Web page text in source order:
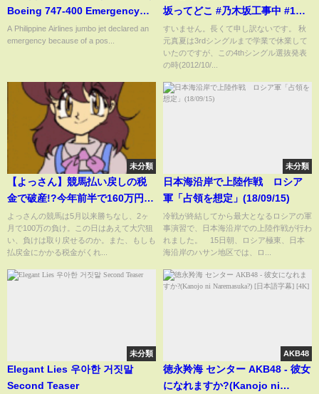
Boeing 747-400 Emergency
landing at LAX
A Philippine Airlines jumbo jet declared an
emergency because of a pos...
坂ってどこ #乃木坂工事中 #1期
生 #名言 #名場面 #アイドル
#shorts
すいません。長くて申し訳ないです。 秋
元真夏は3rdシングルまで学業で休業して
いたのですが、この4thシングル選抜発表
の時(2012/10/...
未分類
【よっさん】競馬払い戻しの税
金で破産!?今年前半で160万円の
負け!「なぜハズレ馬券は経費に
できない? 裁判する」
よっさんの競馬は5月以来勝ちなし、2ヶ
月で100万の負け。この日はあえて大穴狙
い、負けは取り戻せるのか。また、もしも
払戻金にかかる税金がくれ...
未分類
日本海沿岸で上陸作戦 ロシア
軍「占領を想定」(18/09/15)
冷戦が終結してから最大となるロシアの軍
事演習で、日本海沿岸での上陸作戦が行わ
れました。 15日朝、ロシア極東、日本
海沿岸のハサン地区では、ロ...
未分類
Elegant Lies 우아한 거짓말
Second Teaser
AKB48
徳永羚海 センター AKB48 - 彼女
になれますか?(Kanojo ni